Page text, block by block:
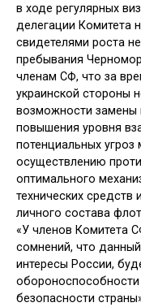
в ходе регулярных
делегации Комитета
свидетелями роста
пребывания
членам СФ, что за
украинской стороны
возможности замены
повышения уровня
потенциальных
осуществлению
оптимального
технических
личного состава
«У членов Комитета
сомнений, что
интересы России,
безопасности